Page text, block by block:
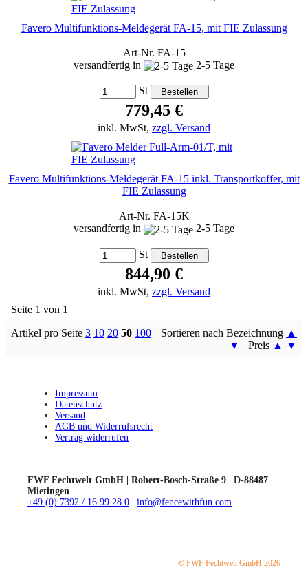
Favero Multifunktions-Meldegerät FA-15, mit FIE Zulassung
Art-Nr. FA-15
versandfertig in
2-5 Tage
St
779,45 €
inkl. MwSt, zzgl. Versand
Favero Multifunktions-Meldegerät FA-15 inkl. Transportkoffer, mit
FIE Zulassung
Art-Nr. FA-15K
versandfertig in
2-5 Tage
St
844,90 €
inkl. MwSt, zzgl. Versand
Seite 1 von 1
Artikel pro Seite 3 10 20 50 100 Sortieren nach Bezeichnung ▲
▼
Preis ▲ ▼
Impressum
Datenschutz
Versand
AGB und Widerrufsrecht
Vertrag widerrufen
FWF Fechtwelt GmbH | Robert-Bosch-Straße 9 | D-88487
Mietingen
+49 (0) 7392 / 16 99 28 0
info@fencewithfun.com
© FWF Fechtwelt GmbH 2026